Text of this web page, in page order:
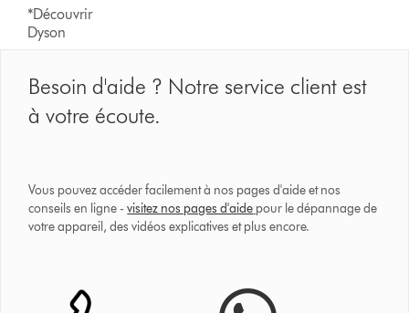
*Découvrir
Dyson
Besoin d'aide ? Notre service client est
à votre écoute.
Vous pouvez accéder facilement à nos pages d'aide et nos
conseils en ligne -visitez nos pages d'aide pour le dépannage de
votre appareil, des vidéos explicatives et plus encore.